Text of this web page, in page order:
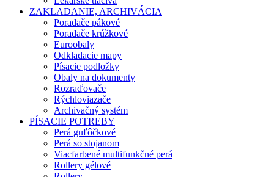
ZAKLADANIE, ARCHIVÁCIA
Poradače pákové
Poradače krúžkové
Euroobaly
Odkladacie mapy
Písacie podložky
Obaly na dokumenty
Rozraďovače
Rýchloviazače
Archivačný systém
PÍSACIE POTREBY
Perá guľôčkové
Perá so stojanom
Viacfarbené multifunkčné perá
Rollery gélové